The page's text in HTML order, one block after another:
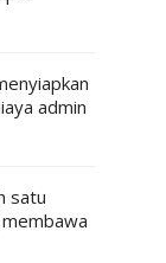
admin
satu